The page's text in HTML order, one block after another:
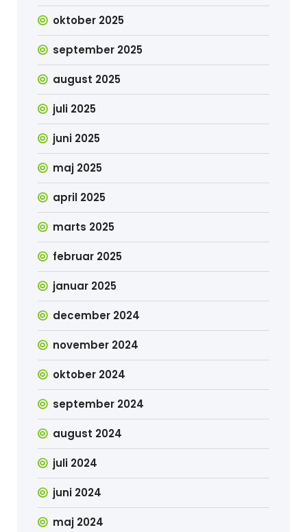
oktober 2025
september 2025
august 2025
juli 2025
juni 2025
maj 2025
april 2025
marts 2025
februar 2025
januar 2025
december 2024
november 2024
oktober 2024
september 2024
august 2024
juli 2024
juni 2024
maj 2024